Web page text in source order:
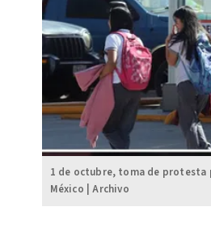
1 de octubre, toma de protesta
México | Archivo